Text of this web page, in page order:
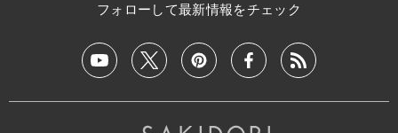
フォローして最新情報をチェック